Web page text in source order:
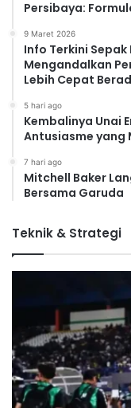
Persibaya:
9 Maret 2026
Info Terkini Sepak
Mengandalkan
Lebih Cepat
5 hari ago
Kembalinya Unai
Antusiasme yang
7 hari ago
Mitchell Baker
Bersama Garuda
Teknik & Strategi